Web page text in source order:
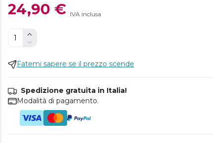
24,90 € IVA inclusa
Fatemi sapere se il prezzo scende
Spedizione gratuita in Italia!
Modalità di pagamento.